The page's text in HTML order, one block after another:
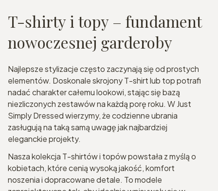
T-shirty i topy – fundament
nowoczesnej garderoby
Najlepsze stylizacje często zaczynają się od prostych
elementów. Doskonale skrojony T-shirt lub top potrafi
nadać charakter całemu lookowi, stając się bazą
niezliczonych zestawów na każdą porę roku. W Just
Simply Dressed wierzymy, że codzienne ubrania
zasługują na taką samą uwagę jak najbardziej
eleganckie projekty.
Nasza kolekcja T-shirtów i topów powstała z myślą o
kobietach, które cenią wysoką jakość, komfort
noszenia i dopracowane detale. To modele